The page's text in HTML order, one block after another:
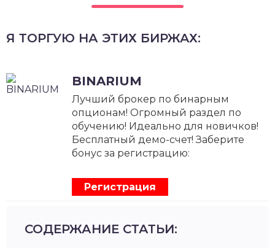
Я ТОРГУЮ НА ЭТИХ БИРЖАХ:
BINARIUM
Лучший брокер по бинарным
опционам! Огромный раздел по
обучению! Идеально для новичков!
Бесплатный демо-счет! Заберите
бонус за регистрацию:
Регистрация
СОДЕРЖАНИЕ СТАТЬИ: